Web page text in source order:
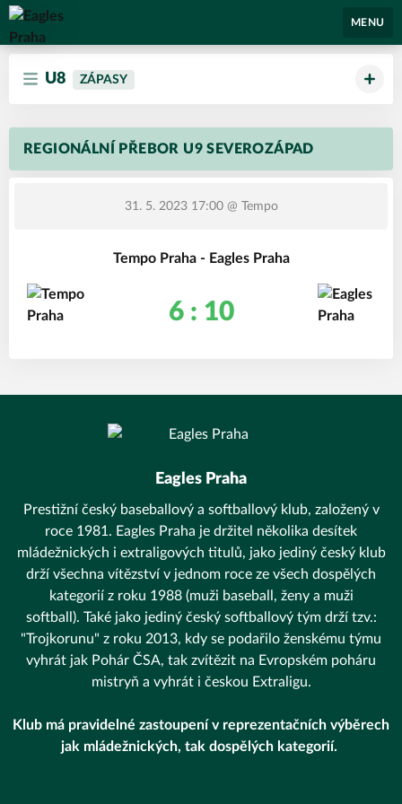
Eagles Praha
MENU
U8 ZÁPASY
REGIONÁLNÍ PŘEBOR U9 SEVEROZÁPAD
31. 5. 2023 17:00@ Tempo
Tempo Praha - Eagles Praha
6 : 10
Eagles Praha
Prestižní český baseballový a softballový klub, založený v
roce 1981. Eagles Praha je držitel několika desítek
mládežnických i extraligových titulů, jako jediný český klub
drží všechna vítězství v jednom roce ze všech dospělých
kategorií z roku 1988 (muži baseball, ženy a muži
softball). Také jako jediný český softballový tým drží tzv.:
"Trojkorunu" z roku 2013, kdy se podařilo ženskému týmu
vyhrát jak Pohár ČSA, tak zvítězit na Evropském poháru
mistryň a vyhrát i českou Extraligu.
Klub má pravidelné zastoupení v reprezentačních výběrech
jak mládežnických, tak dospělých kategorií.